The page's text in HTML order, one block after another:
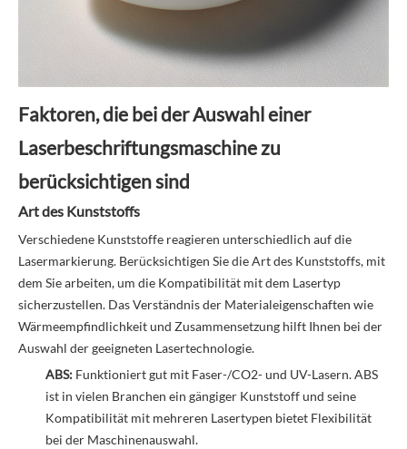
Faktoren, die bei der Auswahl einer
Laserbeschriftungsmaschine zu
berücksichtigen sind
Art des Kunststoffs
Verschiedene Kunststoffe reagieren unterschiedlich auf die
Lasermarkierung. Berücksichtigen Sie die Art des Kunststoffs, mit
dem Sie arbeiten, um die Kompatibilität mit dem Lasertyp
sicherzustellen. Das Verständnis der Materialeigenschaften wie
Wärmeempfindlichkeit und Zusammensetzung hilft Ihnen bei der
Auswahl der geeigneten Lasertechnologie.
ABS: Funktioniert gut mit Faser-/CO2- und UV-Lasern. ABS
ist in vielen Branchen ein gängiger Kunststoff und seine
Kompatibilität mit mehreren Lasertypen bietet Flexibilität
bei der Maschinenauswahl.